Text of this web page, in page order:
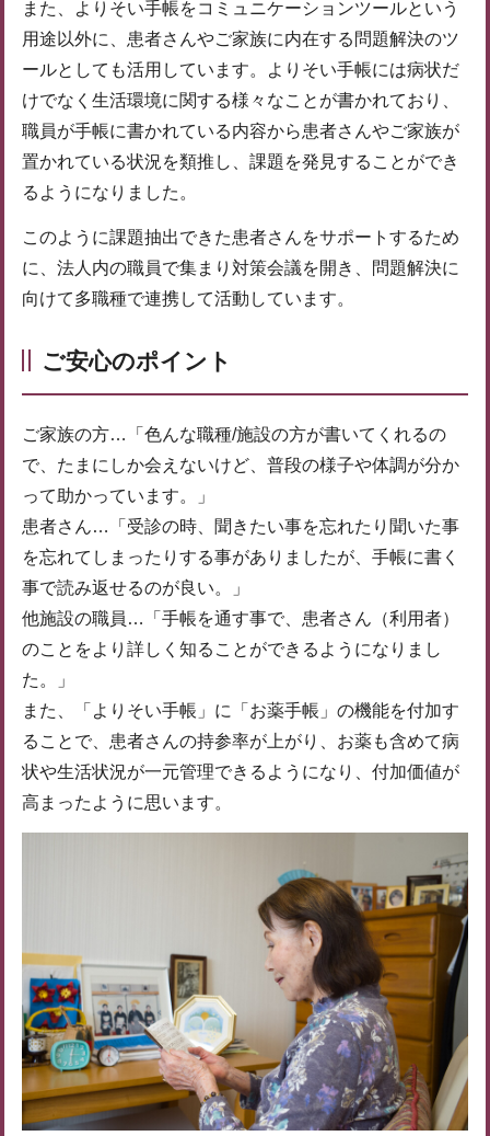
また、よりそい手帳をコミュニケーションツールという
用途以外に、患者さんやご家族に内在する問題解決のツ
ールとしても活用しています。よりそい手帳には病状だ
けでなく生活環境に関する様々なことが書かれており、
職員が手帳に書かれている内容から患者さんやご家族が
置かれている状況を類推し、課題を発見することができ
るようになりました。
このように課題抽出できた患者さんをサポートするため
に、法人内の職員で集まり対策会議を開き、問題解決に
向けて多職種で連携して活動しています。
ご安心のポイント
ご家族の方…「色んな職種/施設の方が書いてくれるの
で、たまにしか会えないけど、普段の様子や体調が分か
って助かっています。」
患者さん…「受診の時、聞きたい事を忘れたり聞いた事
を忘れてしまったりする事がありましたが、手帳に書く
事で読み返せるのが良い。」
他施設の職員…「手帳を通す事で、患者さん（利用者）
のことをより詳しく知ることができるようになりまし
た。」
また、「よりそい手帳」に「お薬手帳」の機能を付加す
ることで、患者さんの持参率が上がり、お薬も含めて病
状や生活状況が一元管理できるようになり、付加価値が
高まったように思います。